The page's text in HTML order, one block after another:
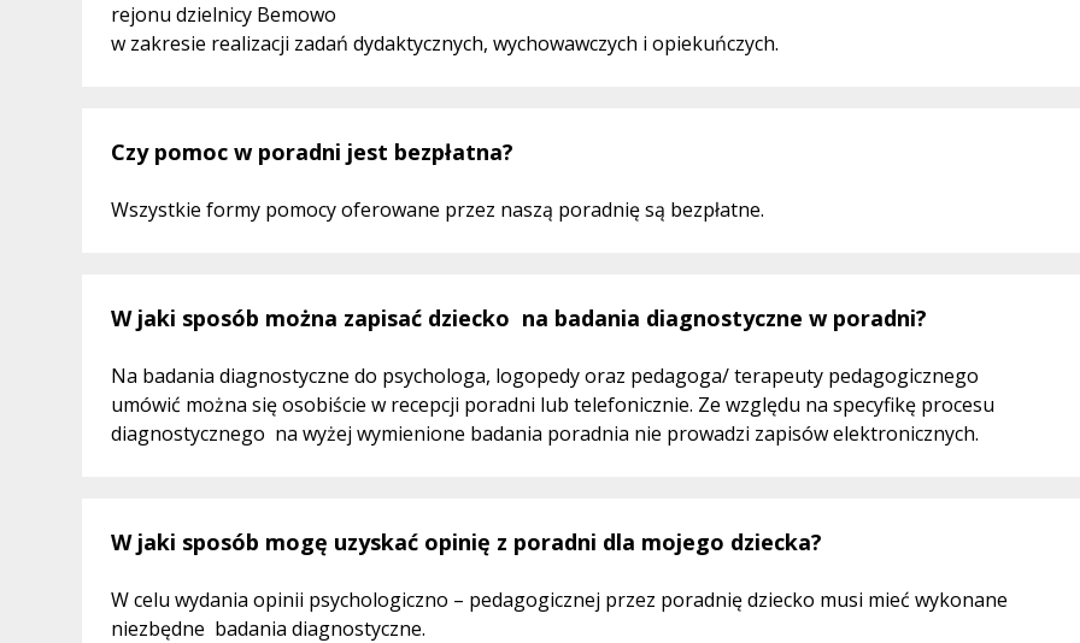
rejonu dzielnicy Bemowo
w zakresie realizacji zadań dydaktycznych, wychowawczych i opiekuńczych.
Czy pomoc w poradni jest bezpłatna?
Wszystkie formy pomocy oferowane przez naszą poradnię są bezpłatne.
W jaki sposób można zapisać dziecko na badania diagnostyczne w poradni?
Na badania diagnostyczne do psychologa, logopedy oraz pedagoga/ terapeuty pedagogicznego
umówić można się osobiście w recepcji poradni lub telefonicznie. Ze względu na specyfikę procesu
diagnostycznego na wyżej wymienione badania poradnia nie prowadzi zapisów elektronicznych.
W jaki sposób mogę uzyskać opinię z poradni dla mojego dziecka?
W celu wydania opinii psychologiczno – pedagogicznej przez poradnię dziecko musi mieć wykonane
niezbędne badania diagnostyczne.